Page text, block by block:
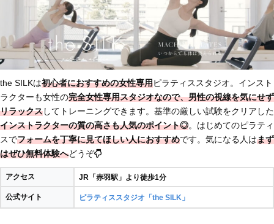
the SILKは初心者におすすめの女性専用ピラティススタジオ。インスト
ラクターも女性の完全女性専用スタジオなので、男性の視線を気にせず
リラックスしてトレーニングできます。基準の厳しい試験をクリアした
インストラクターの質の高さも人気のポイント◎。はじめてのピラティ
スでフォームを丁寧に見てほしい人におすすめです。気になる人はまず
はぜひ無料体験へどうぞ
アクセス JR「赤羽駅」より徒歩1分
公式サイト ピラティススタジオ「the SILK」